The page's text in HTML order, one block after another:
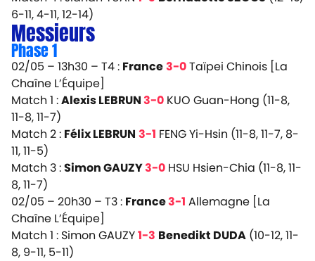
6-11, 4-11, 12-14)
Messieurs
Phase 1
02/05 – 13h30 – T4 : France3-0Taïpei Chinois [La
Chaîne L’Équipe]
Match 1 :Alexis LEBRUN3-0 KUO Guan-Hong (11-8,
11-8, 11-7)
Match 2 : Félix LEBRUN 3-1 FENG Yi-Hsin (11-8, 11-7, 8-
11, 11-5)
Match 3 :Simon GAUZY3-0 HSU Hsien-Chia (11-8, 11-
8, 11-7)
02/05 – 20h30 – T3 : France3-1 Allemagne [La
Chaîne L’Équipe]
Match 1 : Simon GAUZY1-3 Benedikt DUDA (10-12, 11-
8, 9-11, 5-11)